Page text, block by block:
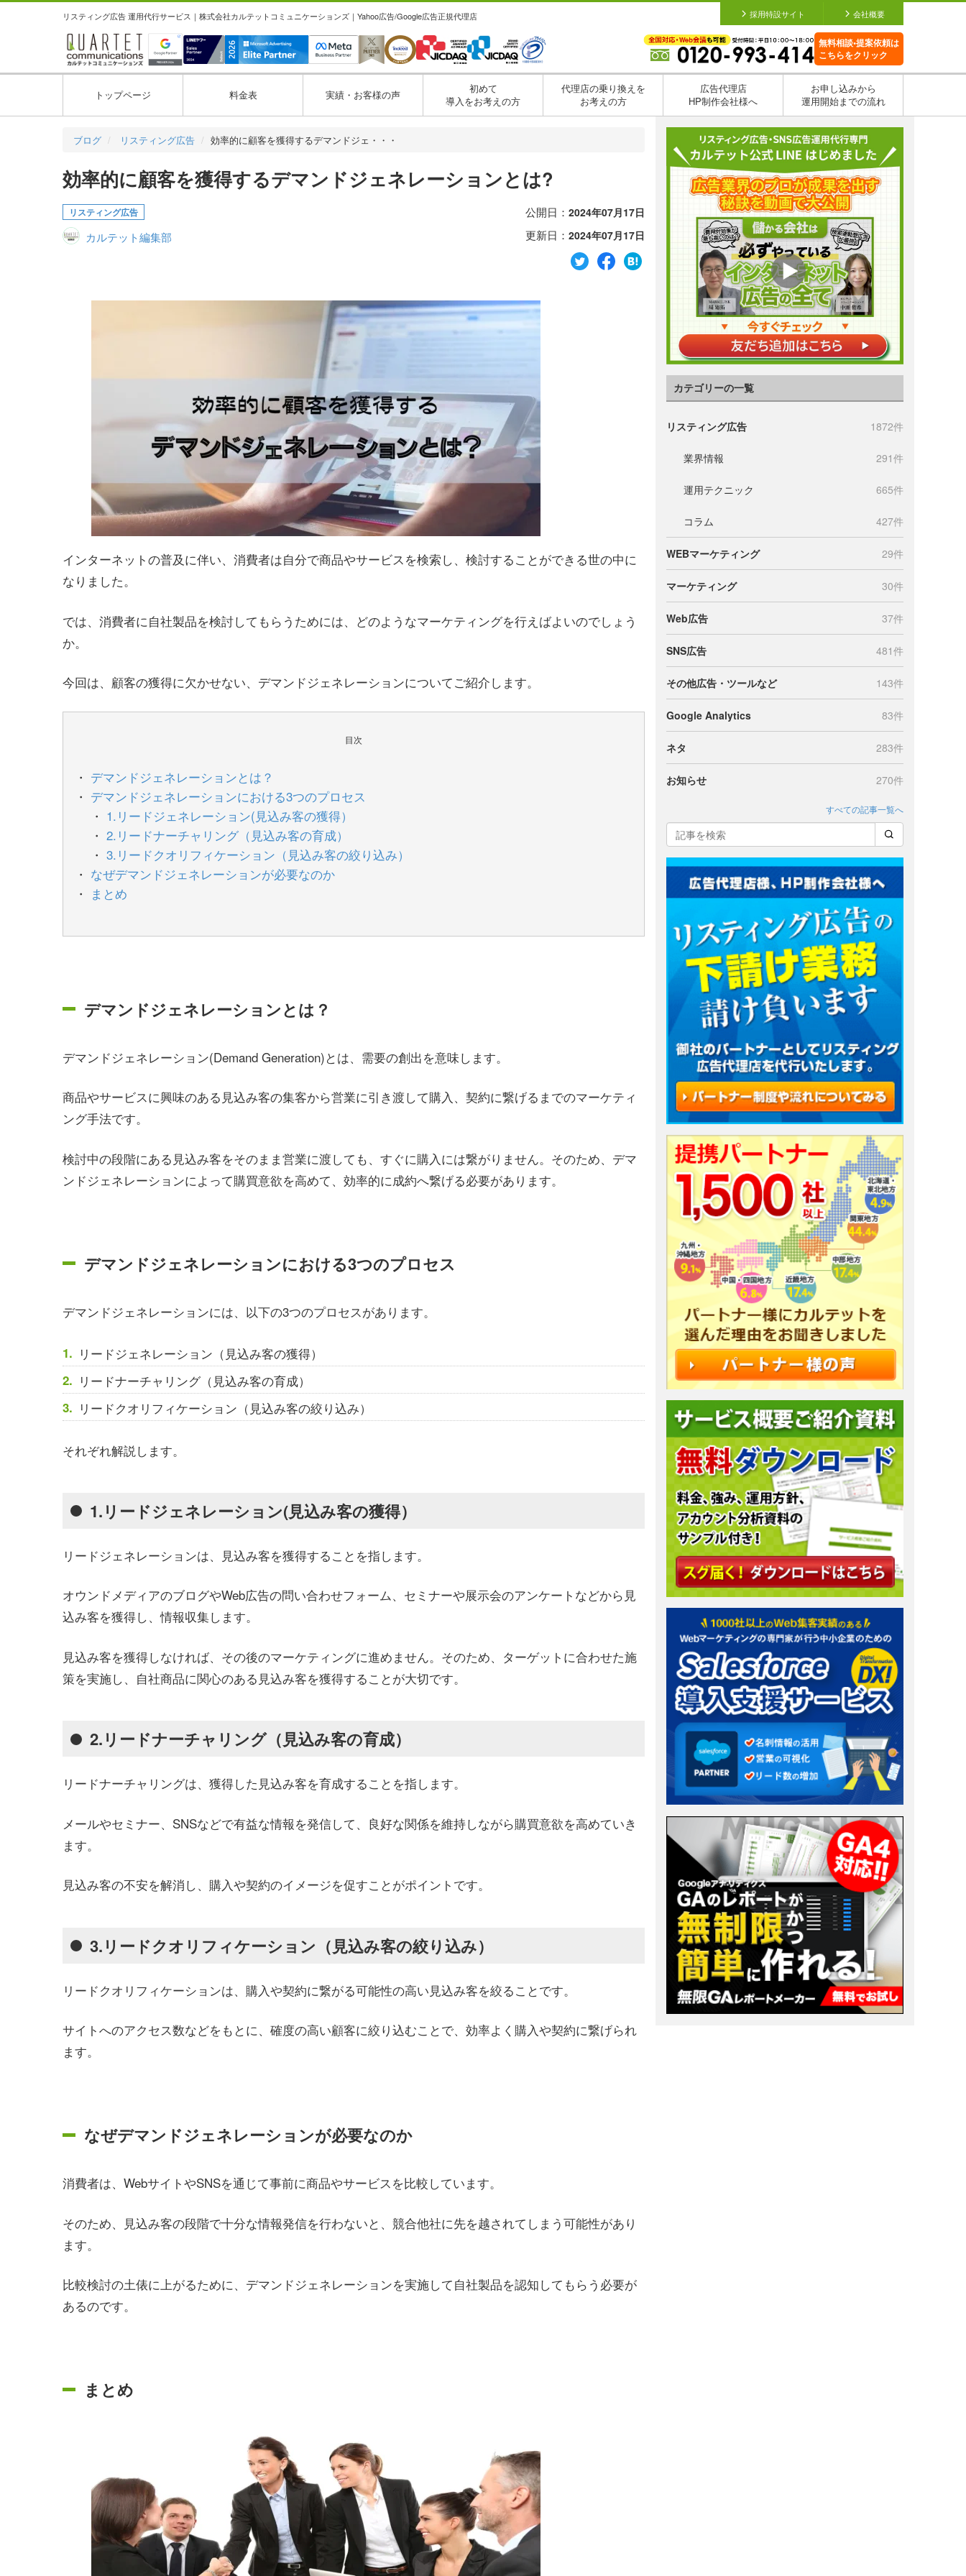
リスティング広告 運用代行サービス｜株式会社カルテットコミュニケーションズ｜Yahoo広告/Google広告正規代理店 採用特設サイト 会社概要
無料相談•提案依頼は
こちらをクリック
トップページ 料金表 実績・お客様の声
初めて
導入をお考えの方
代理店の乗り換えを
お考えの方
広告代理店
HP制作会社様へ
お申し込みから
運用開始までの流れ
ブログ リスティング広告 効率的に顧客を獲得するデマンドジェ・・・
効率的に顧客を獲得するデマンドジェネレーションとは?
リスティング広告
カルテット編集部
公開日： 2024年07月17日
更新日： 2024年07月17日
インターネットの普及に伴い、消費者は自分で商品やサービスを検索し、検討することができる世の中に
なりました。
では、消費者に自社製品を検討してもらうためには、どのようなマーケティングを行えばよいのでしょう
か。
今回は、顧客の獲得に欠かせない、デマンドジェネレーションについてご紹介します。
目次
デマンドジェネレーションとは？
デマンドジェネレーションにおける3つのプロセス
1.リードジェネレーション(見込み客の獲得）
2.リードナーチャリング（見込み客の育成）
3.リードクオリフィケーション（見込み客の絞り込み）
なぜデマンドジェネレーションが必要なのか
まとめ
デマンドジェネレーションとは？
デマンドジェネレーション(Demand Generation)とは、需要の創出を意味します。
商品やサービスに興味のある見込み客の集客から営業に引き渡して購入、契約に繋げるまでのマーケティ
ング手法です。
検討中の段階にある見込み客をそのまま営業に渡しても、すぐに購入には繋がりません。そのため、デマ
ンドジェネレーションによって購買意欲を高めて、効率的に成約へ繋げる必要があります。
デマンドジェネレーションにおける3つのプロセス
デマンドジェネレーションには、以下の3つのプロセスがあります。
リードジェネレーション（見込み客の獲得）
リードナーチャリング（見込み客の育成）
リードクオリフィケーション（見込み客の絞り込み）
それぞれ解説します。
1.リードジェネレーション(見込み客の獲得）
リードジェネレーションは、見込み客を獲得することを指します。
オウンドメディアのブログやWeb広告の問い合わせフォーム、セミナーや展示会のアンケートなどから見
込み客を獲得し、情報収集します。
見込み客を獲得しなければ、その後のマーケティングに進めません。そのため、ターゲットに合わせた施
策を実施し、自社商品に関心のある見込み客を獲得することが大切です。
2.リードナーチャリング（見込み客の育成）
リードナーチャリングは、獲得した見込み客を育成することを指します。
メールやセミナー、SNSなどで有益な情報を発信して、良好な関係を維持しながら購買意欲を高めていき
ます。
見込み客の不安を解消し、購入や契約のイメージを促すことがポイントです。
3.リードクオリフィケーション（見込み客の絞り込み）
リードクオリフィケーションは、購入や契約に繋がる可能性の高い見込み客を絞ることです。
サイトへのアクセス数などをもとに、確度の高い顧客に絞り込むことで、効率よく購入や契約に繋げられ
ます。
なぜデマンドジェネレーションが必要なのか
消費者は、WebサイトやSNSを通じて事前に商品やサービスを比較しています。
そのため、見込み客の段階で十分な情報発信を行わないと、競合他社に先を越されてしまう可能性があり
ます。
比較検討の土俵に上がるために、デマンドジェネレーションを実施して自社製品を認知してもらう必要が
あるのです。
まとめ
カテゴリーの一覧
リスティング広告 1872件
業界情報 291件
運用テクニック 665件
コラム 427件
WEBマーケティング 29件
マーケティング 30件
Web広告 37件
SNS広告 481件
その他広告・ツールなど 143件
Google Analytics 83件
ネタ 283件
お知らせ 270件
すべての記事一覧へ